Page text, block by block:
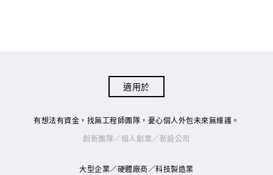
適用於
有想法有資金，找無工程師團隊，憂心個人外包未來無維護。
創新團隊／個人創業／新設公司
大型企業／硬體廠商／科技製造業